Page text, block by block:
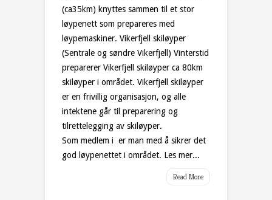
(ca35km) knyttes sammen til et stor
løypenett som prepareres med
løypemaskiner. Vikerfjell skiløyper
(Sentrale og søndre Vikerfjell) Vinterstid
preparerer Vikerfjell skiløyper ca 80km
skiløyper i området. Vikerfjell skiløyper
er en frivillig organisasjon, og alle
intektene går til preparering og
tilrettelegging av skiløyper.
Som medlem i er man med å sikrer det
god løypenettet i området. Les mer...
Read More